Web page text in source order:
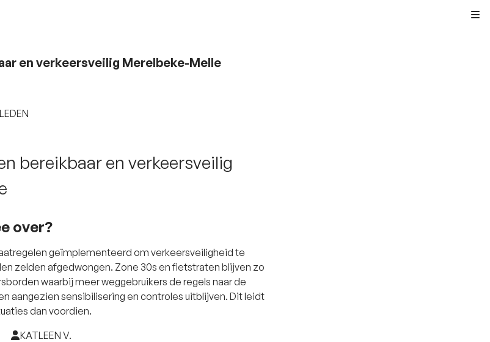
en verkeersveilig Merelbeke-Melle
bereikbaar en verkeersveilig
over?
geïmplementeerd om verkeersveiligheid te
zelden afgedwongen. Zone 30s en fietstraten blijven zo
waarbij meer weggebruikers de regels naar de
aangezien sensibilisering en controles uitblijven. Dit leidt
dan voordien.
KATLEEN V.